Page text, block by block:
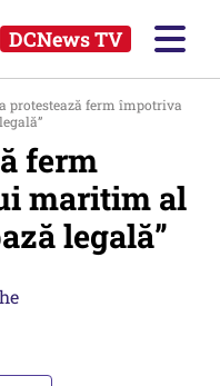
DCNews TV
protestează ferm împotriva
ferm
maritim al
legală”